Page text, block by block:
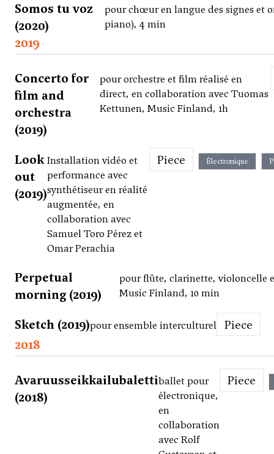
Somos tu voz
(2020)
pour chœur en langue des signes et
piano), 4 min
2019
Concerto for
film and
orchestra
(2019)
pour orchestre et film réalisé en
direct, en collaboration avec Tuomas
Kettunen, Music Finland, 1h
Look
out
(2019)
Installation vidéo et
performance avec
synthétiseur en réalité
augmentée, en
collaboration avec
Samuel Toro Pérez et
Omar Perachia
Piece Électronique
Perpetual
morning (2019)
pour flûte, clarinette, violoncelle
Music Finland, 10 min
Sketch (2019)pour ensemble interculturel
Piece
2018
Avaruusseikkailubaletti
(2018)
ballet pour
électronique,
en
collaboration
avec Rolf
Piece